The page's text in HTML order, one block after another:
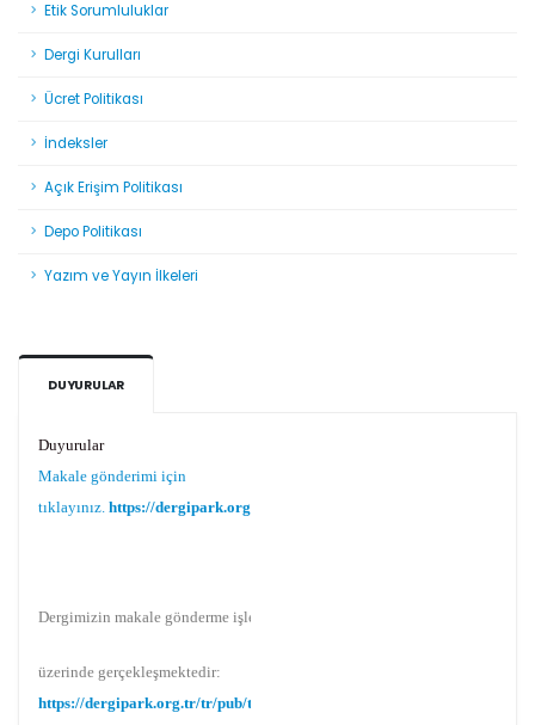
Etik Sorumluluklar
Dergi Kurulları
Ücret Politikası
İndeksler
Açık Erişim Politikası
Depo Politikası
Yazım ve Yayın İlkeleri
DUYURULAR